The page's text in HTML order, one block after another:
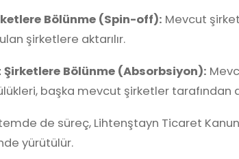
Bölünme (Spin-off): Mevcut
şirketlere aktarılır.
Şirketlere Bölünme (Absorbsiyon):
başka mevcut şirketler tarafından
de süreç, Lihtenştayn Ticaret
yürütülür.